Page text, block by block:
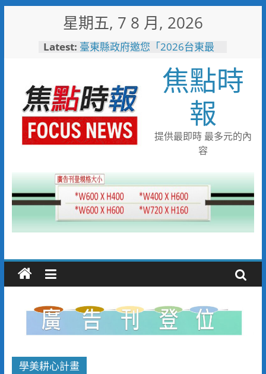
星期五, 7 8 月, 2026
Latest: 臺東縣政府邀您「2026台東最
森林與濱海夏季涼感 台中山
海露營消暑趣
台中市代表隊在花蓮綻放青春與
夢想 2026國際少年運動會勇奪
8金6銀6銅
宜蘭童玩節玩水後吃什麼？礁溪
「動涮」宜蘭獨家溫體牛、豬、
方埋伏收網 查扣手機揪出幕後
黑手
焦點時
報
提供最即時 最多元的內
容
學美耕心計畫